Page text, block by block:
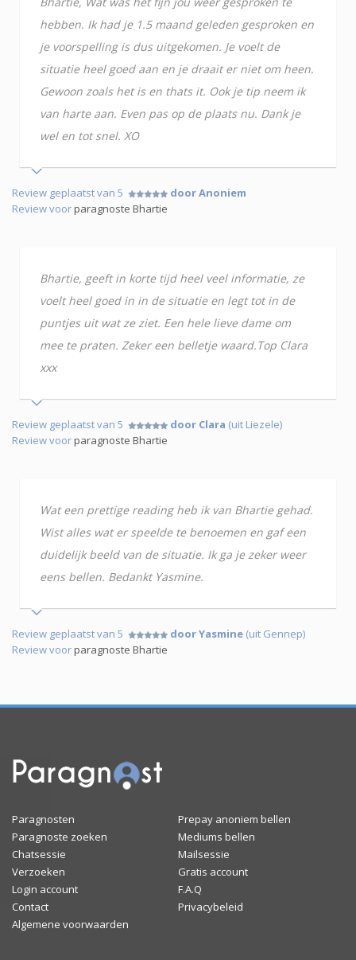
hebben. Ik had je 1.5 maand geleden gesproken en
je voorspelling is dus uitgekomen. Je voelt de
situatie heel goed aan en je draait er niet om heen.
Gewoon zoals het is en thats it. Ook je tip neem ik
van harte aan. Even pas op de plaats nu. Dank je
wel en tot snel. XO
Review geplaatst van 5
door Anoniem
Review voorparagnoste Bhartie
Bhartie, geeft in korte tijd heel veel informatie, ze
voelt heel goed in in de situatie en legt tot in de
puntjes uit wat ze ziet. Een hele lieve dame om
mee te praten. Zeker een belletje waard.Top Clara
xxx
Review geplaatst van 5 door Clara (uit Liezele)
Review voorparagnoste Bhartie
Wat een prettige reading heb ik van Bhartie gehad.
Wist alles wat er speelde te benoemen en gaf een
duidelijk beeld van de situatie. Ik ga je zeker weer
eens bellen. Bedankt Yasmine.
Review geplaatst van 5 door Yasmine (uit Gennep)
Review voorparagnoste Bhartie
Paragnosten
Prepay anoniem bellen
Paragnoste zoeken
Mediums bellen
Chatsessie
Mailsessie
Verzoeken
Gratis account
Login account
F.A.Q
Contact
Privacybeleid
Algemene voorwaarden